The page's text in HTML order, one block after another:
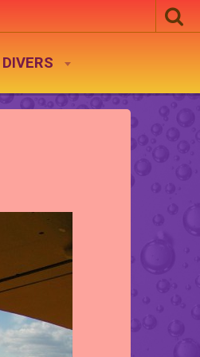
DIVERS